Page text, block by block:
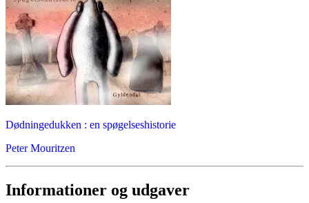
Dødningedukken : en spøgelseshistorie
Peter Mouritzen
Informationer og udgaver